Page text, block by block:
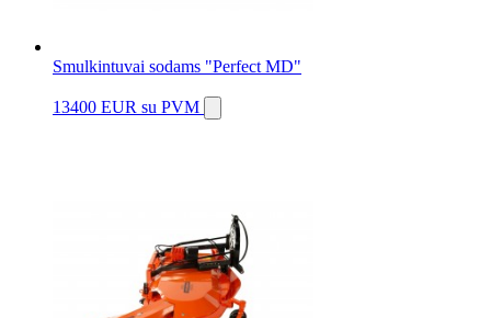
Smulkintuvai sodams "Perfect MD"
13400 EUR su PVM